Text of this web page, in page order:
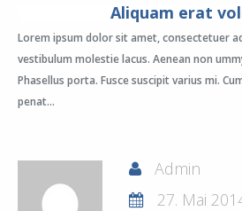
Aliquam erat
Lorem ipsum dolor sit amet, consectetuer
vestibulum molestie lacus. Aenean non
Phasellus porta. Fusce suscipit varius mi.
penat...
Admin
27. Mai